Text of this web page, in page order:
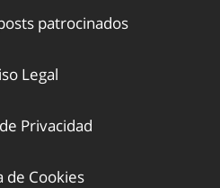
patrocinados
Legal
Privacidad
de Cookies